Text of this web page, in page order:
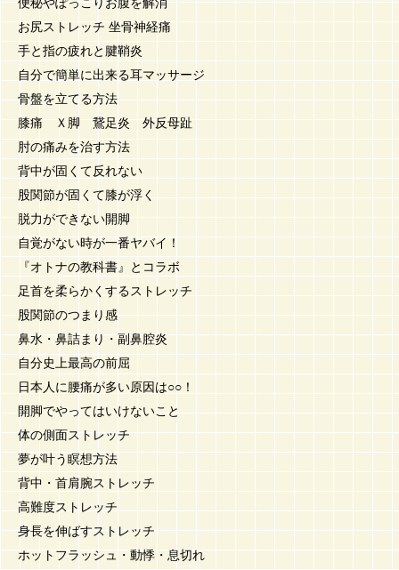
お尻ストレッチ 坐骨神経痛
手と指の疲れと腱鞘炎
自分で簡単に出来る耳マッサージ
骨盤を立てる方法
膝痛 Ｘ脚 鵞足炎 外反母趾
肘の痛みを治す方法
背中が固くて反れない
股関節が固くて膝が浮く
脱力ができない開脚
自覚がない時が一番ヤバイ！
『オトナの教科書』とコラボ
足首を柔らかくするストレッチ
股関節のつまり感
鼻水・鼻詰まり・副鼻腔炎
自分史上最高の前屈
日本人に腰痛が多い原因は○○！
開脚でやってはいけないこと
体の側面ストレッチ
夢が叶う瞑想方法
背中・首肩腕ストレッチ
高難度ストレッチ
身長を伸ばすストレッチ
ホットフラッシュ・動悸・息切れ